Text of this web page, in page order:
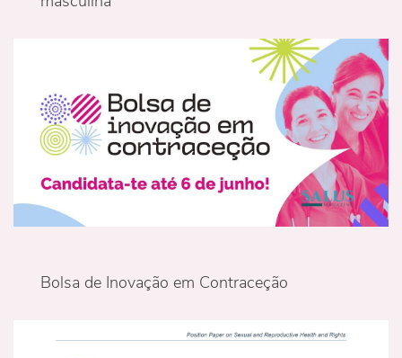
Bolsa de Inovação em Contraceção